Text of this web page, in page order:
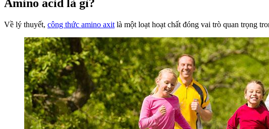
Acid
Có
Tốt
Không
Amino acid là gì?
Về lý thuyết, công thức amino axit là một loạt hoạt chất đóng vai trò quan trọng